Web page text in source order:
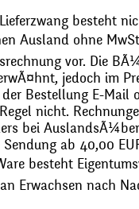
besteht
Ausland ohne
vor. Die
jedoch im
Bestellung E-Mail
nicht.
bei
ab 40,00
besteht
Erwachsen nach